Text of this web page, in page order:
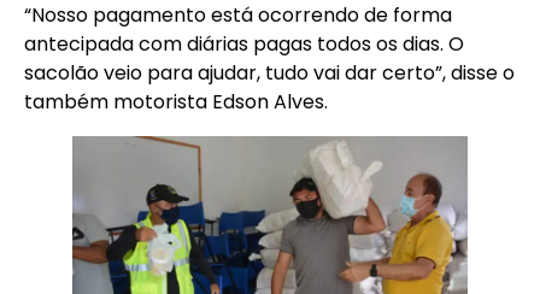
“Nosso pagamento está ocorrendo de forma
antecipada com diárias pagas todos os dias. O
sacolão veio para ajudar, tudo vai dar certo”, disse o
também motorista Edson Alves.